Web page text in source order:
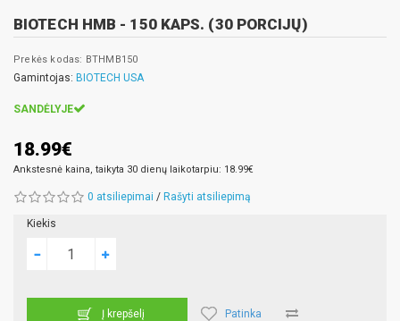
BIOTECH HMB - 150 KAPS. (30 PORCIJŲ)
Prekės kodas: BTHMB150
Gamintojas: BIOTECH USA
SANDĖLYJE
18.99€
Ankstesnė kaina, taikyta 30 dienų laikotarpiu: 18.99€
0 atsiliepimai / Rašyti atsiliepimą
Kiekis
Į krepšelį Patinka